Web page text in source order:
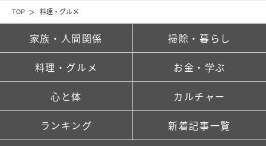
TOP 料理・グルメ
家族・人間関係 掃除・暮らし
料理・グルメ お金・学ぶ
心と体 カルチャー
ランキング 新着記事一覧